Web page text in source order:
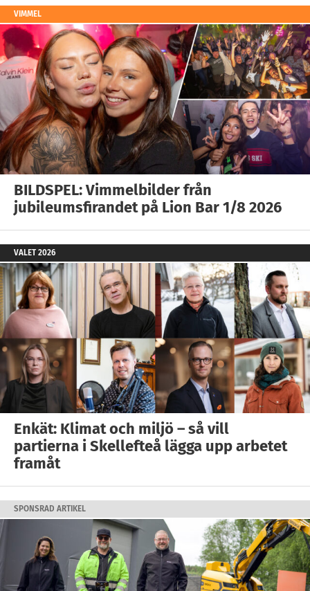
VIMMEL
BILDSPEL: Vimmelbilder från
jubileumsfirandet på Lion Bar 1/8 2026
VALET 2026
Enkät: Klimat och miljö – så vill
partierna i Skellefteå lägga upp arbetet
framåt
SPONSRAD ARTIKEL